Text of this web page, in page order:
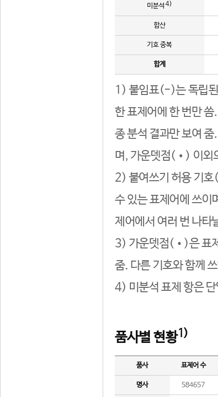
미분석 4)
합산
기호 중복
합계
1) 붙임표(-)는 독립된
한 표제어에 한 번만
종 분석 결과만 보여
며, 가운뎃점(•) 이외
2) 붙여쓰기 허용 기호
수 있는 표제어에 쓰이
제어에서 여러 번 나타
3) 가운뎃점(•)은 표
줌. 다른 기호와 함께
4) 미분석 표제 항은
품사별 현황1)
품사 표제어 수
명사 584657